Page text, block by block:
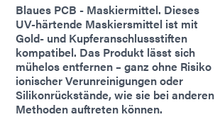
Blaues PCB - Maskiermittel. Dieses
UV-härtende Maskiersmittel ist mit
Gold- und Kupferanschlussstiften
kompatibel. Das Produkt lässt sich
mühelos entfernen – ganz ohne Risiko
ionischer Verunreinigungen oder
Silikonrückstände, wie sie bei anderen
Methoden auftreten können.